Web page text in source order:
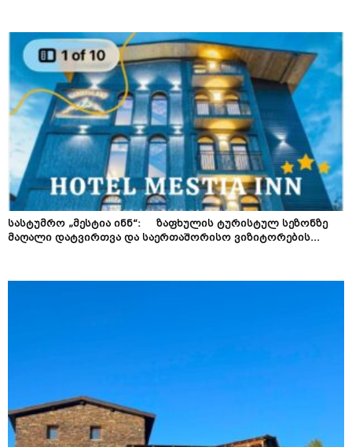
სასტუმრო „მესტია ინნ“: ზაფხულის ტურისტულ სეზონზე
მაღალი დატვირთვა და საერთაშორისო ვიზიტორების...